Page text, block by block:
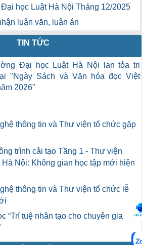
học Luật Hà Nội Tháng 12/2025
luận văn, luận án
TIN TỨC
Đại học Luật Hà Nội lan tỏa tri
"Ngày Sách và Văn hóa đọc Việt
2026"
thông tin và Thư viện tổ chức gặp
trình cải tạo Tầng 1 - Thư viện
Nội: Không gian học tập mới hiện
thông tin và Thư viện tổ chức lễ
“Trí tuệ nhân tạo cho chuyên gia